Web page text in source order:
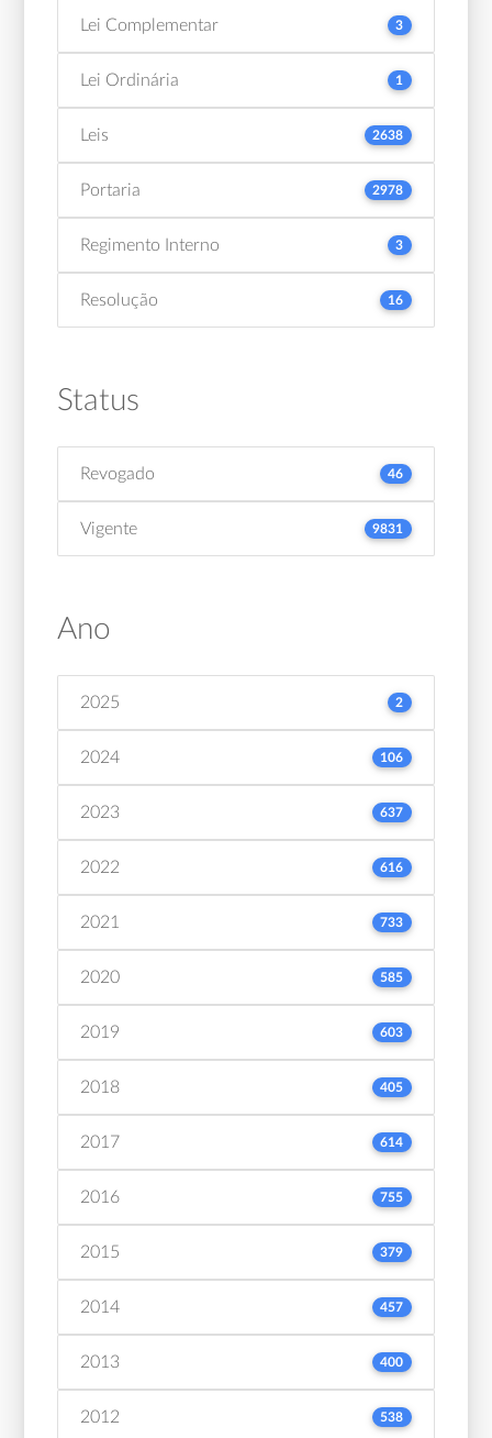
Lei Complementar 3
Lei Ordinária 1
Leis 2638
Portaria 2978
Regimento Interno 3
Resolução 16
Status
Revogado 46
Vigente 9831
Ano
2025 2
2024 106
2023 637
2022 616
2021 733
2020 585
2019 603
2018 405
2017 614
2016 755
2015 379
2014 457
2013 400
2012 538